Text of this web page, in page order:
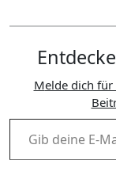
Melde dich für ein Abonnement an, um die neuesten
Gib deine E-Mail-Adresse ein ...